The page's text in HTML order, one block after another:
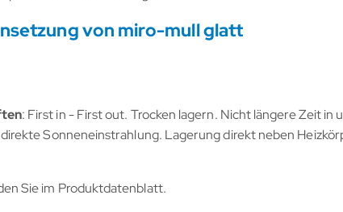
von miro-mull glatt
: First in - First out. Trocken lagern. Nicht längere Zeit
Sonneneinstrahlung. Lagerung direkt neben
Sie im Produktdatenblatt.